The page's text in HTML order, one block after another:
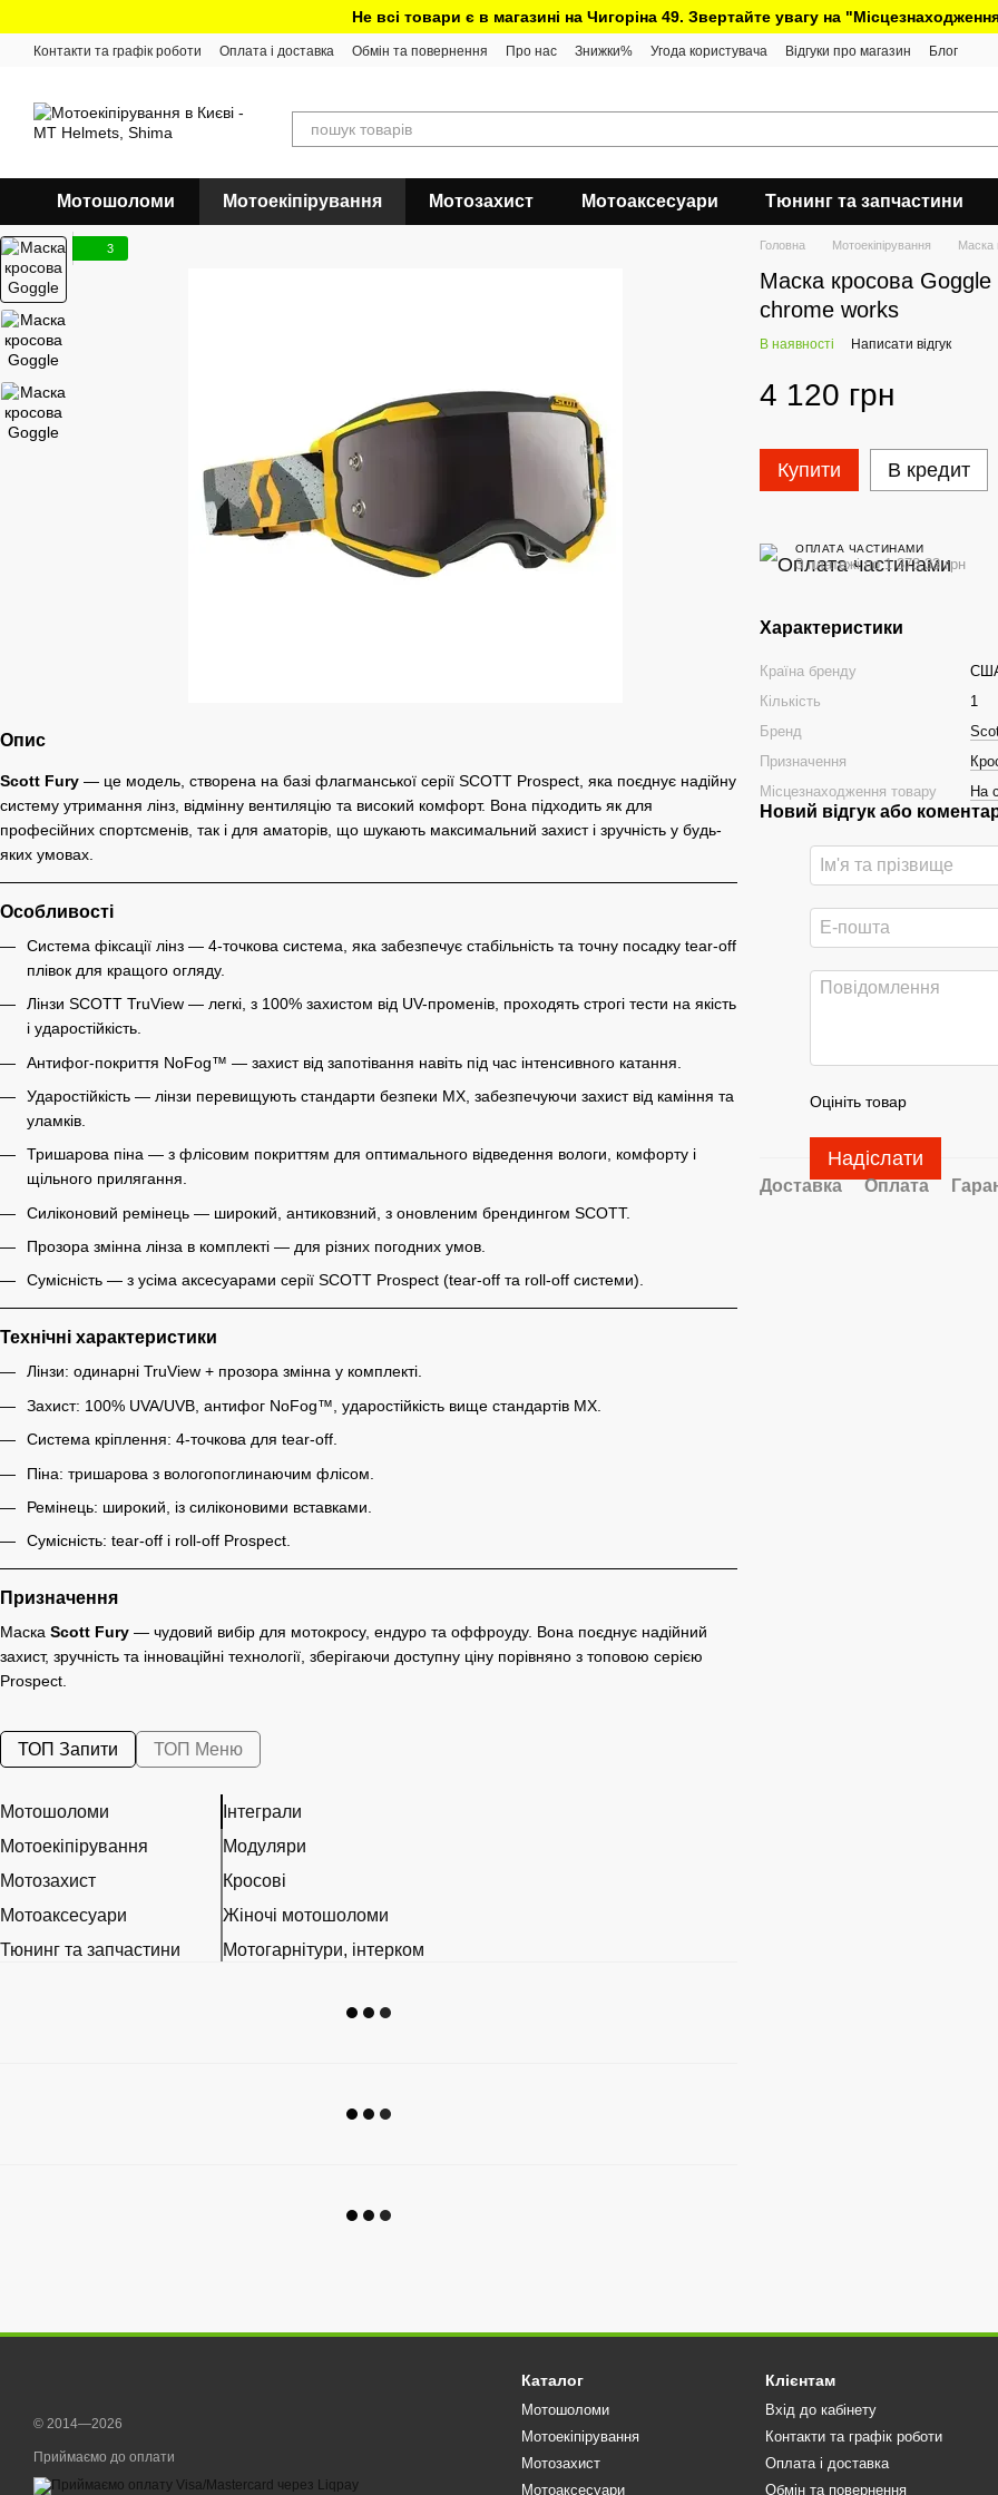
Не всі товари є в магазині на Чигоріна 49. Звертайте увагу на
Контакти та графік роботи Оплата і доставка Обмін та повернення Про нас Знижки% Угода користувача Відгуки про магазин Блог
Мотошоломи Мотоекіпірування Мотозахист Мотоаксесуари Тюнинг та запчастини
3
Опис
Scott Fury — це модель, створена на базі флагманської серії SCOTT Prospect, яка поєднує надійну
систему утримання лінз, відмінну вентиляцію та високий комфорт. Вона підходить як для
професійних спортсменів, так і для аматорів, що шукають максимальний захист і зручність у будь-
яких умовах.
Особливості
Система фіксації лінз — 4-точкова система, яка забезпечує стабільність та точну посадку tear-off
плівок для кращого огляду.
Лінзи SCOTT TruView — легкі, з 100% захистом від UV-променів, проходять строгі тести на якість
і ударостійкість.
Антифог-покриття NoFog™ — захист від запотівання навіть під час інтенсивного катання.
Ударостійкість — лінзи перевищують стандарти безпеки MX, забезпечуючи захист від каміння та
уламків.
Тришарова піна — з флісовим покриттям для оптимального відведення вологи, комфорту і
щільного прилягання.
Силіконовий ремінець — широкий, антиковзний, з оновленим брендингом SCOTT.
Прозора змінна лінза в комплекті — для різних погодних умов.
Сумісність — з усіма аксесуарами серії SCOTT Prospect (tear-off та roll-off системи).
Технічні характеристики
Лінзи: одинарні TruView + прозора змінна у комплекті.
Захист: 100% UVA/UVB, антифог NoFog™, ударостійкість вище стандартів MX.
Система кріплення: 4-точкова для tear-off.
Піна: тришарова з вологопоглинаючим флісом.
Ремінець: широкий, із силіконовими вставками.
Сумісність: tear-off і roll-off Prospect.
Призначення
Маска Scott Fury — чудовий вибір для мотокросу, ендуро та оффроуду. Вона поєднує надійний
захист, зручність та інноваційні технології, зберігаючи доступну ціну порівняно з топовою серією
Prospect.
ТОП Запити ТОП Меню
Мотошоломи
Мотоекіпірування
Мотозахист
Мотоаксесуари
Тюнинг та запчастини
Інтеграли
Модуляри
Кросові
Жіночі мотошоломи
Мотогарнітури, інтерком
Головна Мотоекіпірування Маска
Маска кросова
chrome works
В наявності Написати відгук
4 120 грн
Купити В кредит
ОПЛАТА ЧАСТИНАМИ
3 платежі по 1 373.33 грн
Характеристики
Країна бренду
Кількість
1
Бренд
Призначення
Місцезнаходження товару
На
Новий відгук або
Оцініть товар
Надіслати
Доставка Оплата
© 2014—2026
Приймаємо до оплати
Каталог
Мотошоломи
Мотоекіпірування
Мотозахист
Мотоаксесуари
Клієнтам
Вхід до кабінету
Контакти та графік роботи
Оплата і доставка
Обмін та повернення